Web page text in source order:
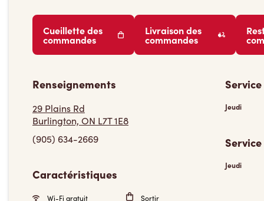
Cueillette des
commandes
Livraison des
commandes
Renseignements
29 Plains Rd
Burlington, ON L7T 1E8
(905) 634-2669
Caractéristiques
Wi-Fi gratuit Sortir
Jeudi
Jeudi